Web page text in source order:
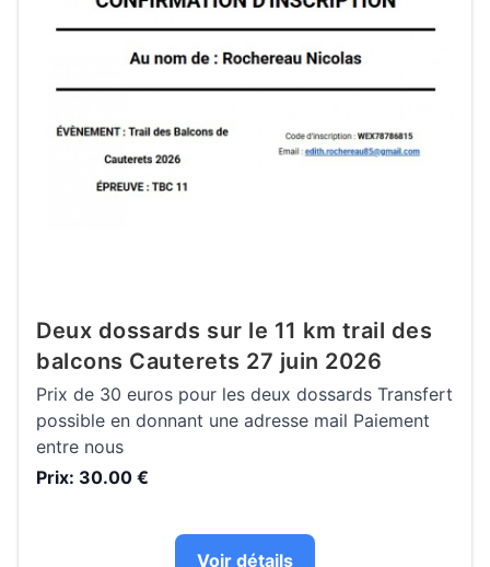
Deux dossards sur le 11 km trail des
balcons Cauterets 27 juin 2026
Prix de 30 euros pour les deux dossards Transfert
possible en donnant une adresse mail Paiement
entre nous
Prix: 30.00 €
Voir détails